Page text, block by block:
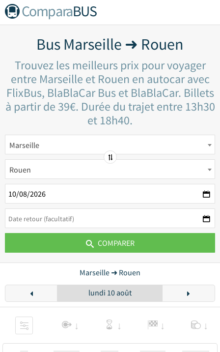
ComparaBUS
Bus Marseille ➜ Rouen
Trouvez les meilleurs prix pour voyager
entre Marseille et Rouen en autocar avec
FlixBus, BlaBlaCar Bus et BlaBlaCar. Billets
à partir de 39€. Durée du trajet entre 13h30
et 18h40.
Marseille
Rouen
COMPARER
Marseille ➜ Rouen
lundi 10 août